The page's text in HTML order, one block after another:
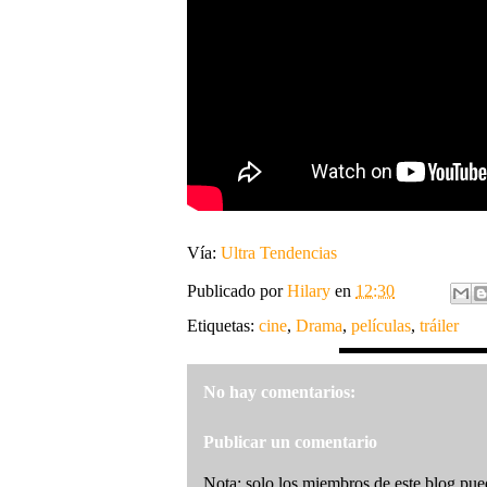
Vía: Ultra Tendencias
Publicado porHilary en 12:30
Etiquetas: cine, Drama, películas, tráiler
No hay comentarios:
Publicar un comentario
Nota: solo los miembros de este blog